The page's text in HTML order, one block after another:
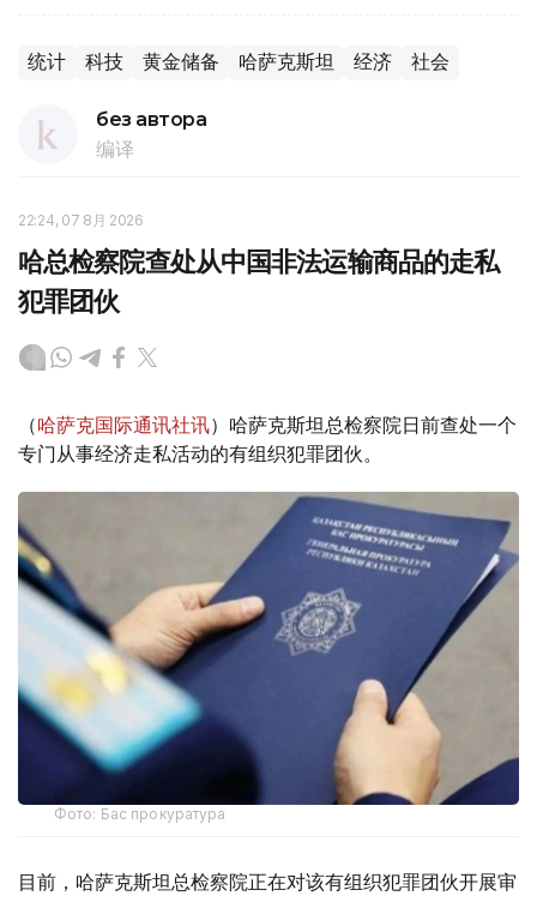
统计 科技 黄金储备 哈萨克斯坦 经济 社会
без автора
编译
22:24, 07 8月 2026
哈总检察院查处从中国非法运输商品的走私
犯罪团伙
（哈萨克国际通讯社讯）哈萨克斯坦总检察院日前查处一个
专门从事经济走私活动的有组织犯罪团伙。
Фото: Бас прокуратура
目前，哈萨克斯坦总检察院正在对该有组织犯罪团伙开展审